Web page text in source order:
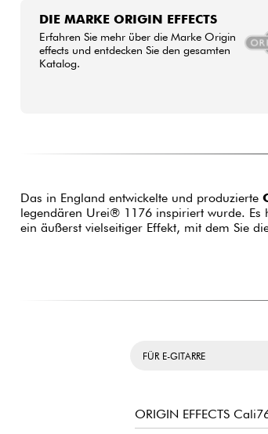
DIE MARKE ORIGIN EFFECTS
Erfahren Sie mehr über die Marke Origin
effects und entdecken Sie den gesamten
Katalog.
Das in England entwickelte und produzierte
legendären Urei® 1176 inspiriert wurde. Es
ein äußerst vielseitiger Effekt, mit dem Sie
FÜR E-GITARRE
ORIGIN EFFECTS